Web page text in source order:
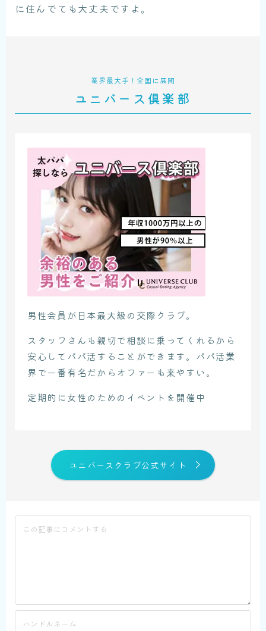
に住んでても大丈夫ですよ。
業界最大手！全国に展開
ユニバース倶楽部
男性会員が日本最大級の交際クラブ。
スタッフさんも親切で相談に乗ってくれるから
安心してパパ活することができます。パパ活業
界で一番有名だからオファーも来やすい。
定期的に女性のためのイベントを開催中
ユニバースクラブ公式サイト